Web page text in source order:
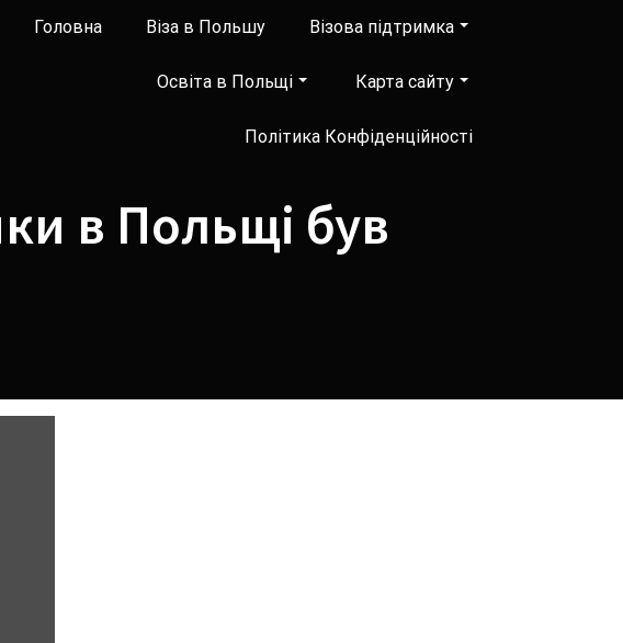
Головна Віза в Польшу Візова підтримка
Освіта в Польщі Карта сайту
Політика Конфіденційності
в Польщі був